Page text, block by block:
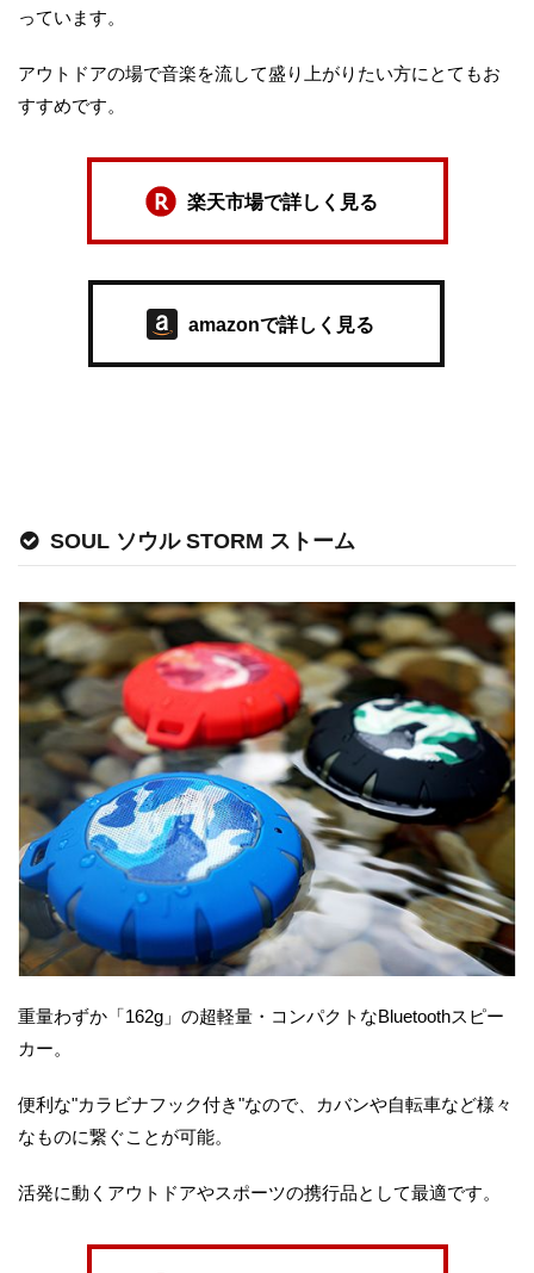
っています。
アウトドアの場で音楽を流して盛り上がりたい方にとてもお
すすめです。
楽天市場で詳しく見る
amazonで詳しく見る
SOUL ソウル STORM ストーム
重量わずか「162g」の超軽量・コンパクトなBluetoothスピー
カー。
便利な"カラビナフック付き"なので、カバンや自転車など様々
なものに繋ぐことが可能。
活発に動くアウトドアやスポーツの携行品として最適です。